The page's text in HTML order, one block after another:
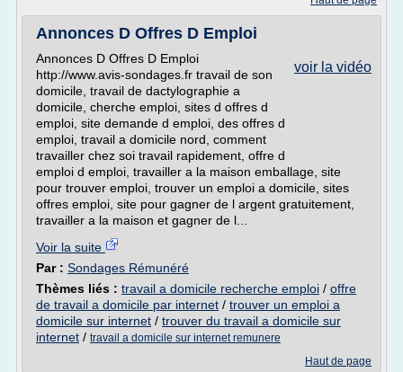
Annonces D Offres D Emploi
voir la vidéo
Annonces D Offres D Emploi
http://www.avis-sondages.fr travail de son
domicile, travail de dactylographie a
domicile, cherche emploi, sites d offres d
emploi, site demande d emploi, des offres d
emploi, travail a domicile nord, comment
travailler chez soi travail rapidement, offre d
emploi d emploi, travailler a la maison emballage, site
pour trouver emploi, trouver un emploi a domicile, sites
offres emploi, site pour gagner de l argent gratuitement,
travailler a la maison et gagner de l...
Voir la suite
Par : Sondages Rémunéré
Thèmes liés : travail a domicile recherche emploi / offre
de travail a domicile par internet / trouver un emploi a
domicile sur internet / trouver du travail a domicile sur
internet / travail a domicile sur internet remunere
Haut de page